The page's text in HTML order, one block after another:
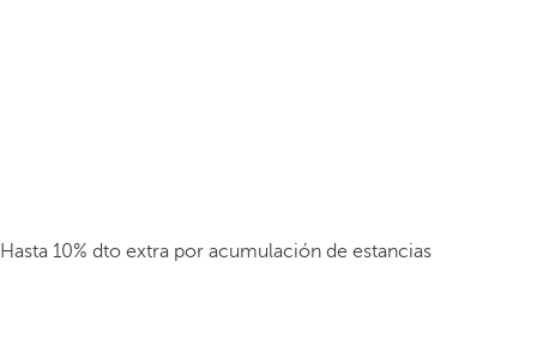
Hasta 10% dto extra por acumulación de estancias